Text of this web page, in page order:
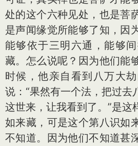
处的这个六种见处，也是菩
是声闻缘觉所能够了知，因
能够依于三明六通，能够
藏。怎么说呢？因为他们能
时候，他亲自看到八万大
说：“果然有一个法，把过去
这世来，让我看到了。”是这
如来藏，可是这个第八识如
不知道。因为他们不知道甚